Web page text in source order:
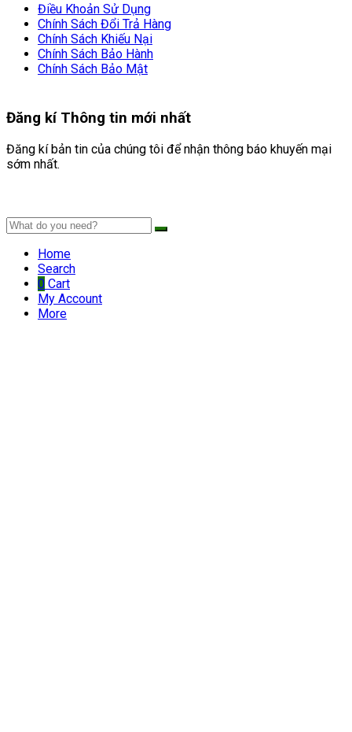
Điều Khoản Sử Dụng
Chính Sách Đổi Trả Hàng
Chính Sách Khiếu Nại
Chính Sách Bảo Hành
Chính Sách Bảo Mật
Đăng kíThông tin mới nhất
Đăng kí bản tin của chúng tôi để nhận thông báo khuyến mại
sớm nhất.
Home
Search
0 Cart
My Account
More